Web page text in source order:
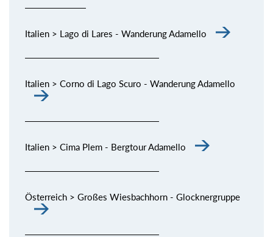
Italien > Lago di Lares - Wanderung Adamello
Italien > Corno di Lago Scuro - Wanderung Adamello
Italien > Cima Plem - Bergtour Adamello
Österreich > Großes Wiesbachhorn - Glocknergruppe